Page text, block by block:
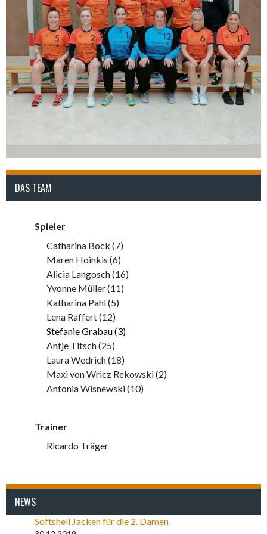
DAS TEAM
Spieler
Catharina Bock (7)
Maren Hoinkis (6)
Alicia Langosch (16)
Yvonne Müller (11)
Katharina Pahl (5)
Lena Raffert (12)
Stefanie Grabau (3)
Antje Titsch (25)
Laura Wedrich (18)
Maxi von Wricz Rekowski (2)
Antonia Wisnewski (10)
Trainer
Ricardo Träger
NEWS
Softshell Jacken für die 2. Damen